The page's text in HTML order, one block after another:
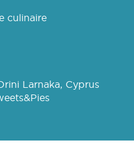
culinaire
Larnaka, Cyprus